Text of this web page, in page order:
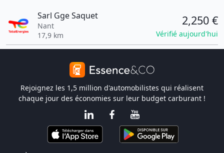
Sarl Gge Saquet
Nant
17,9 km
2,250 €
Vérifié aujourd'hui
Rejoignez les 1,5 million d'automobilistes qui réalisent
chaque jour des économies sur leur budget carburant !